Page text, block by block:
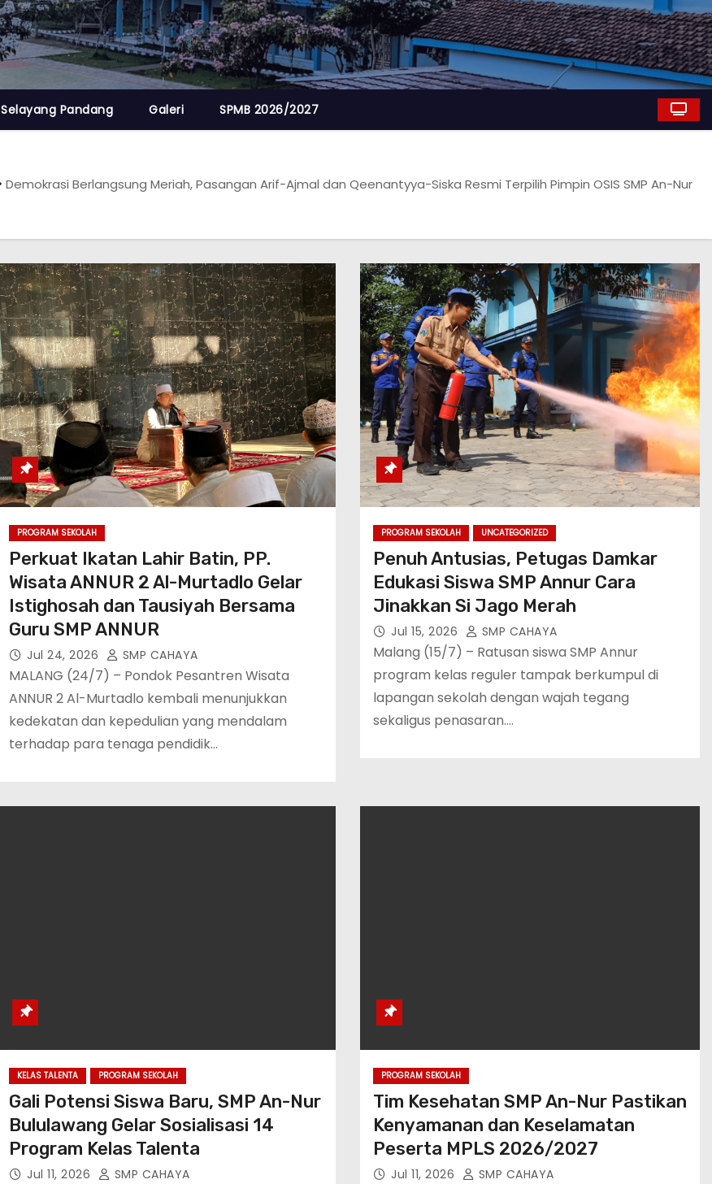
Selayang Pandang Galeri SPMB 2026/2027
Demokrasi Berlangsung Meriah, Pasangan Arif-Ajmal dan Qeenantyya-Siska Resmi Terpilih Pimpin OSIS SMP An-Nur
PROGRAM SEKOLAH
Perkuat Ikatan Lahir Batin, PP.
Wisata ANNUR 2 Al-Murtadlo Gelar
Istighosah dan Tausiyah Bersama
Guru SMP ANNUR
Jul 24, 2026 SMP CAHAYA
MALANG (24/7) – Pondok Pesantren Wisata
ANNUR 2 Al-Murtadlo kembali menunjukkan
kedekatan dan kepedulian yang mendalam
terhadap para tenaga pendidik…
PROGRAM SEKOLAH UNCATEGORIZED
Penuh Antusias, Petugas Damkar
Edukasi Siswa SMP Annur Cara
Jinakkan Si Jago Merah
Jul 15, 2026 SMP CAHAYA
Malang (15/7) – Ratusan siswa SMP Annur
program kelas reguler tampak berkumpul di
lapangan sekolah dengan wajah tegang
sekaligus penasaran.…
KELAS TALENTA PROGRAM SEKOLAH
Gali Potensi Siswa Baru, SMP An-Nur
Bululawang Gelar Sosialisasi 14
Program Kelas Talenta
Jul 11, 2026 SMP CAHAYA
PROGRAM SEKOLAH
Tim Kesehatan SMP An-Nur Pastikan
Kenyamanan dan Keselamatan
Peserta MPLS 2026/2027
Jul 11, 2026 SMP CAHAYA